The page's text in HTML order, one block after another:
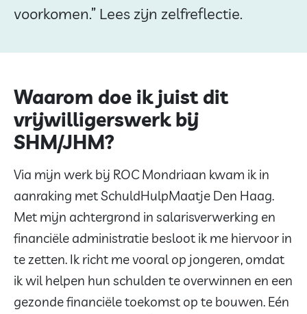
voorkomen.” Lees zijn zelfreflectie.
Waarom doe ik juist dit
vrijwilligerswerk bij
SHM/JHM?
Via mijn werk bij ROC Mondriaan kwam ik in
aanraking met SchuldHulpMaatje Den Haag.
Met mijn achtergrond in salarisverwerking en
financiële administratie besloot ik me hiervoor in
te zetten. Ik richt me vooral op jongeren, omdat
ik wil helpen hun schulden te overwinnen en een
gezonde financiële toekomst op te bouwen. Eén